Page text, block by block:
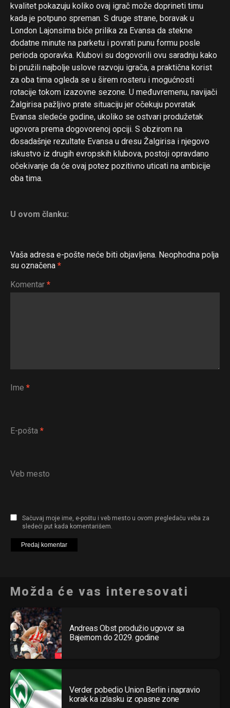
kvalitet pokazuju koliko ovaj igrač može doprineti timu
kada je potpuno spreman. S druge strane, boravak u
London Lajonsima biće prilika za Evansa da stekne
dodatne minute na parketu i povrati punu formu posle
perioda oporavka. Klubovi su dogovorili ovu saradnju kako
bi pružili najbolje uslove razvoju igrača, a praktična korist
za oba tima ogleda se u širem rosteru i mogućnosti
rotacije tokom izazovne sezone. U međuvremenu, navijači
Žalgirisa pažljivo prate situaciju jer očekuju povratak
Evansa sledeće godine, ukoliko se ostvari produžetak
ugovora prema dogovorenoj opciji. S obzirom na
dosadašnje rezultate Evansa u dresu Žalgirisa i njegovo
iskustvo iz drugih evropskih klubova, postoji opravdano
očekivanje da će ovaj potez pozitivno uticati na ambicije
oba tima.
U ovom članku:
Vaša adresa e-pošte neće biti objavljena. Neophodna polja
su označena *
Komentar *
Ime *
E-pošta *
Veb mesto
Sačuvaj moje ime, e-poštu i veb mesto u ovom pregledaču veba za
sledeći put kada komentarišem.
Možda će vas interesovati
Andreas Obst produžio ugovor sa
Bajernom do 2029. godine
Verder pobedio Union Berlin i napravio
korak ka izlasku iz opasne zone